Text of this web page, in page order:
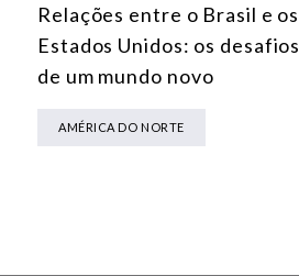
Relações entre o Brasil e os
Estados Unidos: os desafios
de um mundo novo
AMÉRICA DO NORTE